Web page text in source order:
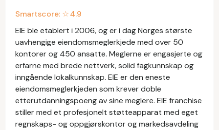
Smartscore: ☆4.9
EIE ble etablert i 2006, og er i dag Norges største
uavhengige eiendomsmeglerkjede med over 50
kontorer og 450 ansatte. Meglerne er engasjerte og
erfarne med brede nettverk, solid fagkunnskap og
inngående lokalkunnskap. EIE er den eneste
eiendomsmeglerkjeden som krever doble
etterutdanningspoeng av sine meglere. EIE franchise
stiller med et profesjonelt støtteapparat med eget
regnskaps- og oppgjørskontor og markedsavdeling